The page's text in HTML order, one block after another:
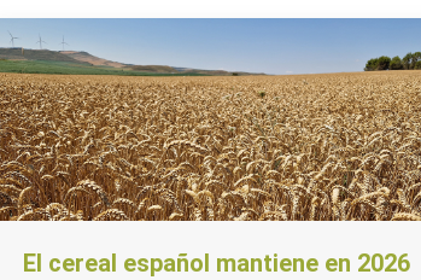
El cereal español mantiene en 2026